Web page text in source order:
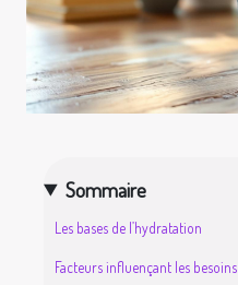
Sommaire
Les bases de l’hydratation
Facteurs influençant les besoins